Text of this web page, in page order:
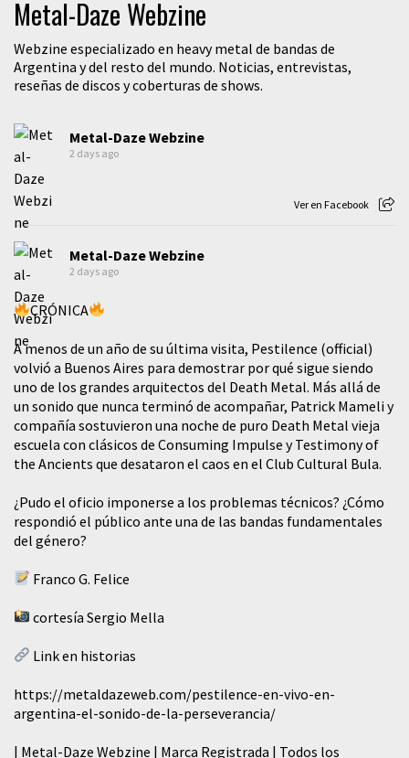
Metal-Daze Webzine
Webzine especializado en heavy metal de bandas de
Argentina y del resto del mundo. Noticias, entrevistas,
reseñas de discos y coberturas de shows.
Metal-Daze Webzine
2 days ago
Ver en Facebook
Metal-Daze Webzine
2 days ago
CRÓNICA
A menos de un año de su última visita, Pestilence (official)
volvió a Buenos Aires para demostrar por qué sigue siendo
uno de los grandes arquitectos del Death Metal. Más allá de
un sonido que nunca terminó de acompañar, Patrick Mameli y
compañía sostuvieron una noche de puro Death Metal vieja
escuela con clásicos de Consuming Impulse y Testimony of
the Ancients que desataron el caos en el Club Cultural Bula.
¿Pudo el oficio imponerse a los problemas técnicos? ¿Cómo
respondió el público ante una de las bandas fundamentales
del género?
Franco G. Felice
cortesía Sergio Mella
Link en historias
https://metaldazeweb.com/pestilence-en-vivo-en-
argentina-el-sonido-de-la-perseverancia/
| Metal-Daze Webzine | Marca Registrada | Todos los